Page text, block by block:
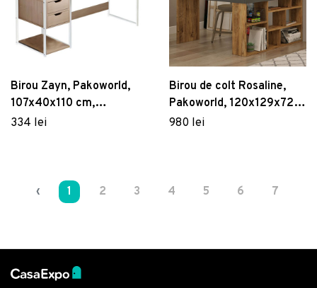
Birou Zayn, Pakoworld,
107x40x110 cm,
metal/MDF, natural/alb
334 lei
Birou de colt Rosaline,
Pakoworld, 120x129x72
cm, PAL melaminat,
980 lei
‹ 1 2 3 4 5 6 7